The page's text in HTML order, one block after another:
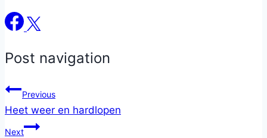
Post navigation
Previous
Heet weer en hardlopen
Next